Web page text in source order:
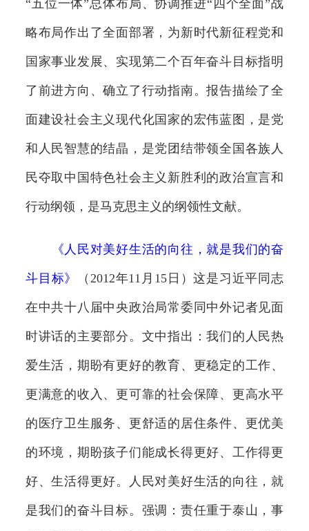
“五位一体”总体布局、协调推进“四个全面”战
略布局作出了全面部署，为新时代新征程党和
国家事业发展、实现第二个百年奋斗目标指明
了前进方向、确立了行动指南。报告描绘了全
面建设社会主义现代化国家的宏伟蓝图，是党
和人民智慧的结晶，是党团结带领全国各族人
民夺取中国特色社会主义新胜利的政治宣言和
行动纲领，是马克思主义的纲领性文献。
《 人民对美好生活的向往，就是我们的奋
斗目标》 （2012年11月15日）这是习近平同志
在中共十八届中央政治局常委同中外记者见面
时讲话的主要部分。文中指出：我们的人民热
爱生活，期盼有更好的教育、更稳定的工作、
更满意的收入、更可靠的社会保障、更高水平
的医疗卫生服务、更舒适的居住条件、更优美
的环境，期盼孩子们能成长得更好、工作得更
好、生活得更好。人民对美好生活的向往，就
是我们的奋斗目标。强调：责任重于泰山，事